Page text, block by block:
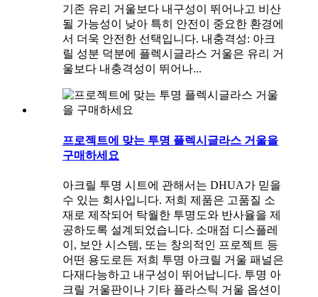
기존 유리 거울보다 내구성이 뛰어나고 비산
될 가능성이 낮아 특히 안전이 중요한 환경에
서 더욱 안전한 선택입니다. 내충격성: 아크
릴 성분 덕분에 플렉시글라스 거울은 유리 거
울보다 내충격성이 뛰어나...
프로젝트에 맞는 투명 플렉시글라스 거울을
구매하세요
아크릴 투명 시트에 관해서는 DHUA가 믿을
수 있는 회사입니다. 저희 제품은 고품질 소
재로 제작되어 탁월한 투명도와 반사율을 제
공하도록 설계되었습니다. 소매점 디스플레
이, 보안 시스템, 또는 창의적인 프로젝트 등
어떤 용도로든 저희 투명 아크릴 거울 패널은
다재다능하고 내구성이 뛰어납니다. 투명 아
크릴 거울판이나 기타 플라스틱 거울 옵션이